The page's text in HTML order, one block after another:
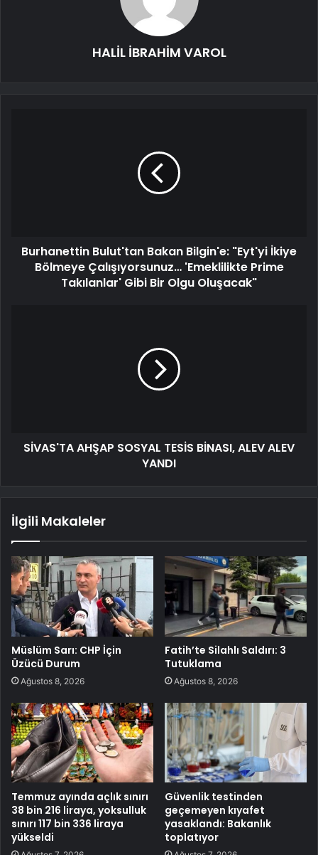
HALİL İBRAHİM VAROL
Burhanettin Bulut'tan Bakan Bilgin'e: "Eyt'yi İkiye
Bölmeye Çalışıyorsunuz… 'Emeklilikte Prime
Takılanlar' Gibi Bir Olgu Oluşacak"
SİVAS'TA AHŞAP SOSYAL TESİS BİNASI, ALEV ALEV
YANDI
İlgili Makaleler
Müslüm Sarı: CHP İçin
Üzücü Durum
Ağustos 8, 2026
Fatih’te Silahlı Saldırı: 3
Tutuklama
Ağustos 8, 2026
Temmuz ayında açlık sınırı
38 bin 216 liraya, yoksulluk
sınırı 117 bin 336 liraya
yükseldi
Güvenlik testinden
geçemeyen kıyafet
yasaklandı: Bakanlık
toplatıyor